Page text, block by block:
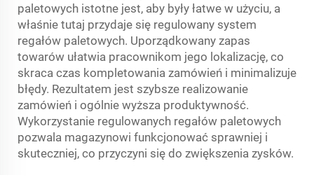
paletowych istotne jest, aby były łatwe w użyciu, a
właśnie tutaj przydaje się regulowany system
regałów paletowych. Uporządkowany zapas
towarów ułatwia pracownikom jego lokalizację, co
skraca czas kompletowania zamówień i minimalizuje
błędy. Rezultatem jest szybsze realizowanie
zamówień i ogólnie wyższa produktywność.
Wykorzystanie regulowanych regałów paletowych
pozwala magazynowi funkcjonować sprawniej i
skuteczniej, co przyczyni się do zwiększenia zysków.